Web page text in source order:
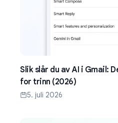
Slik slår du av AI i Gmail:
for trinn (2026)
5. juli 2026